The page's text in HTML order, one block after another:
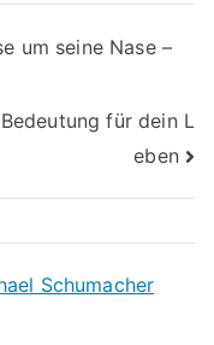
um seine Nase –
für dein L
eben
Schumacher